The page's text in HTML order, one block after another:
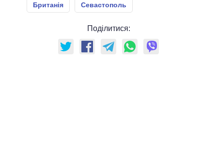
Британія Севастополь
Поділитися: